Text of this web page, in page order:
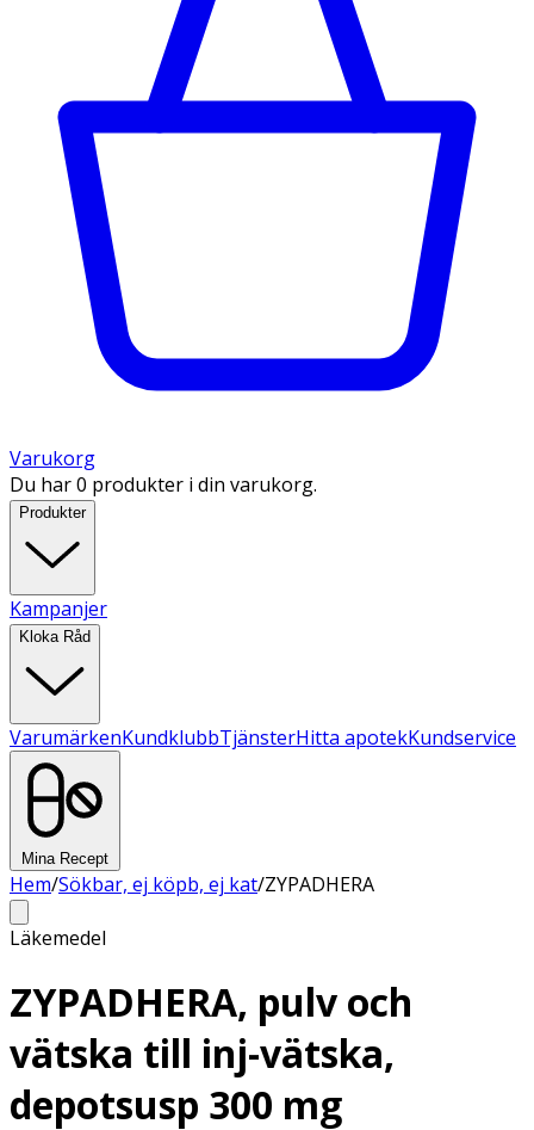
Varukorg
Du har 0 produkter i din varukorg.
Produkter
Kampanjer
Kloka Råd
VarumärkenKundklubbTjänsterHitta apotekKundservice
Mina Recept
Hem/Sökbar, ej köpb, ej kat/ZYPADHERA
Läkemedel
ZYPADHERA, pulv och
vätska till inj-vätska,
depotsusp 300 mg